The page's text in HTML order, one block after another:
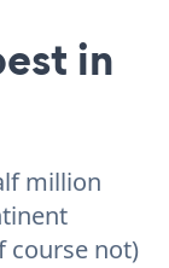
in
million
course not)